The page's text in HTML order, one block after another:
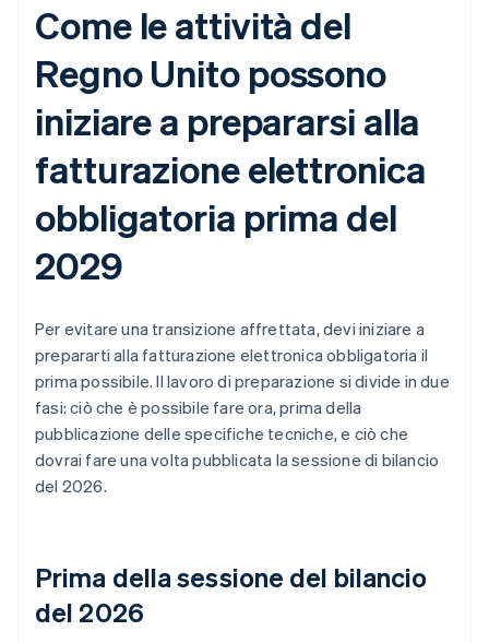
Come le attività del
Regno Unito possono
iniziare a prepararsi alla
fatturazione elettronica
obbligatoria prima del
2029
Per evitare una transizione affrettata, devi iniziare a
prepararti alla fatturazione elettronica obbligatoria il
prima possibile. Il lavoro di preparazione si divide in due
fasi: ciò che è possibile fare ora, prima della
pubblicazione delle specifiche tecniche, e ciò che
dovrai fare una volta pubblicata la sessione di bilancio
del 2026.
Prima della sessione del bilancio
del 2026